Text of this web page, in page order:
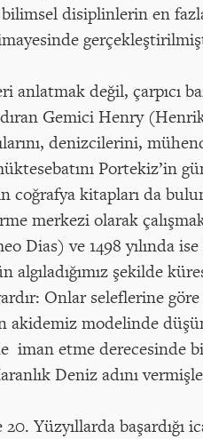
disiplinlerin en
anlatmak değil, çarpıcı
Gemici Henry
denizcilerini,
Portekiz’in
coğrafya kitapları da
merkezi olarak
Dias) ve 1498 yılında
algıladığımız şekilde
Onlar seleflerine
akidemiz modelinde
iman etme derecesinde
Deniz adını
Yüzyıllarda